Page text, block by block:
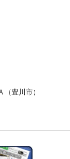
（豊川市）